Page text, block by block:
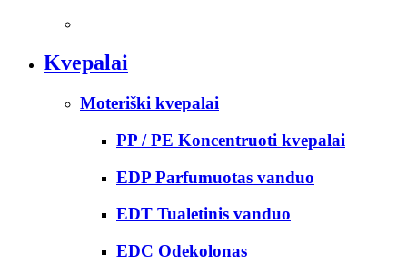
Kvepalai
Moteriški kvepalai
PP / PE Koncentruoti kvepalai
EDP Parfumuotas vanduo
EDT Tualetinis vanduo
EDC Odekolonas